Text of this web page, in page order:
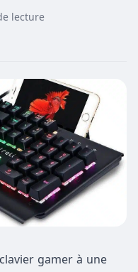
lecture
gamer à une